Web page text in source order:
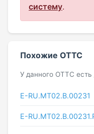
систему.
Похожие ОТТС
У данного ОТТС есть
E-RU.MT02.B.00231
E-